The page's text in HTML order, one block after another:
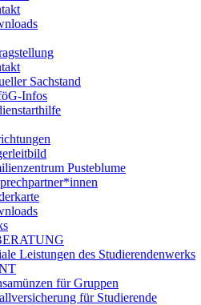
Sachstand
Infos
Pusteblume
Leistungen des Studierendenwerks
für Gruppen
für Studierende